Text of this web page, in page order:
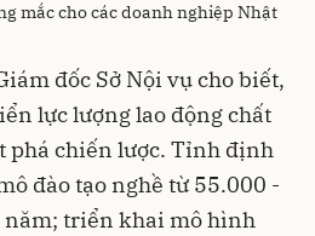
mắc cho các doanh nghiệp Nhật
đốc Sở Nội vụ cho biết,
lực lượng lao động chất
phá chiến lược. Tỉnh định
đào tạo nghề từ 55.000 -
năm; triển khai mô hình